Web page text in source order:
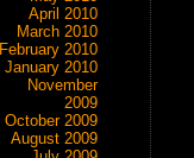
April 2010
March 2010
February 2010
January 2010
November
2009
October 2009
August 2009